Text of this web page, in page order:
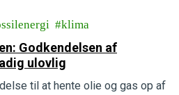
klima
Godkendelsen af
ulovlig
til at hente olie og gas op af